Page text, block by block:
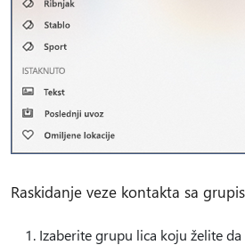
Raskidanje veze kontakta sa
Izaberite grupu lica koju želite